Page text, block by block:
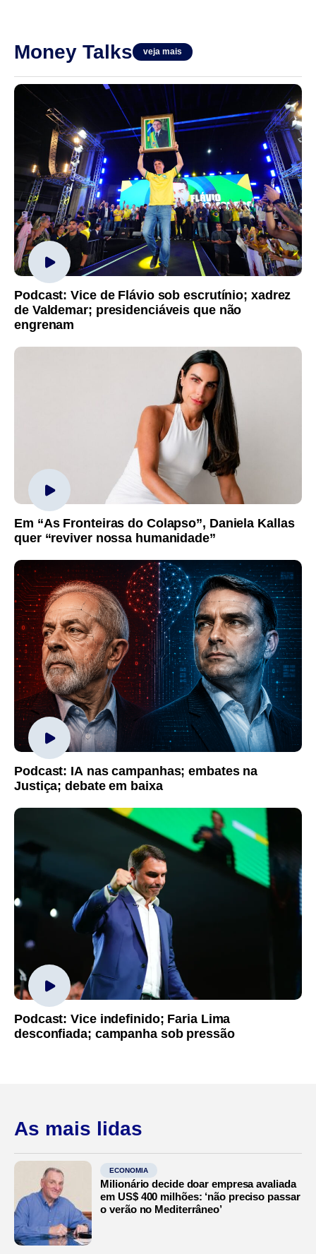
Money Talks veja mais
Podcast: Vice de Flávio sob escrutínio; xadrez
de Valdemar; presidenciáveis que não
engrenam
Em “As Fronteiras do Colapso”, Daniela Kallas
quer “reviver nossa humanidade”
Podcast: IA nas campanhas; embates na
Justiça; debate em baixa
Podcast: Vice indefinido; Faria Lima
desconfiada; campanha sob pressão
As mais lidas
ECONOMIA
Milionário decide doar empresa avaliada
em US$ 400 milhões: ‘não preciso passar
o verão no Mediterrâneo’